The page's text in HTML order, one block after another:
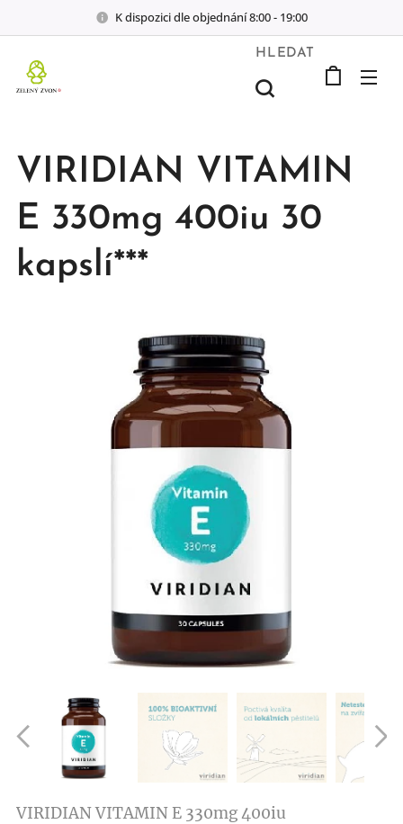
K dispozici dle objednání 8:00 - 19:00
HLEDAT
VIRIDIAN VITAMIN
E 330mg 400iu 30
kapslí***
VIRIDIAN VITAMIN E 330mg 400iu